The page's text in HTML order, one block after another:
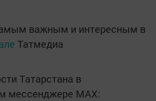
важным и интересным в
Татмедиа
Татарстана в
мессенджере MАХ: